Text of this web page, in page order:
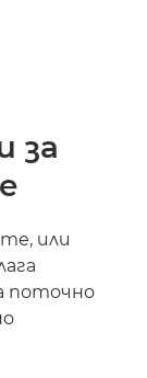
за
или
поточно